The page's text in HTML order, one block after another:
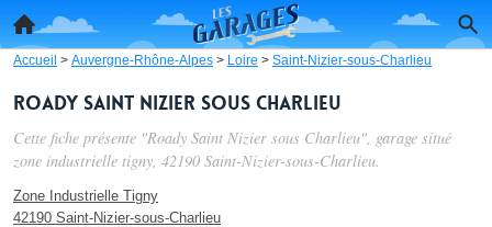
Accueil > Auvergne-Rhône-Alpes > Loire > Saint-Nizier-sous-Charlieu
Roady Saint Nizier sous Charlieu
Cette fiche présente "Roady Saint Nizier sous Charlieu", garage situé
zone industrielle tigny, 42190 Saint-Nizier-sous-Charlieu.
Zone Industrielle Tigny
42190 Saint-Nizier-sous-Charlieu